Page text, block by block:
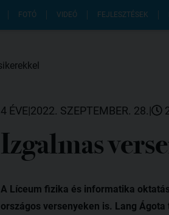
FOTÓ VIDEÓ FEJLESZTÉSEK
4 ÉVE|2022. SZEPTEMBER. 28.|
Izgalmas
A Líceum fizika és informatika
országos versenyeken is. Lang